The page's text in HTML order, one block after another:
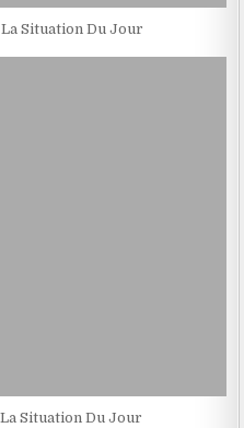
Situation Du Jour
Situation Du Jour